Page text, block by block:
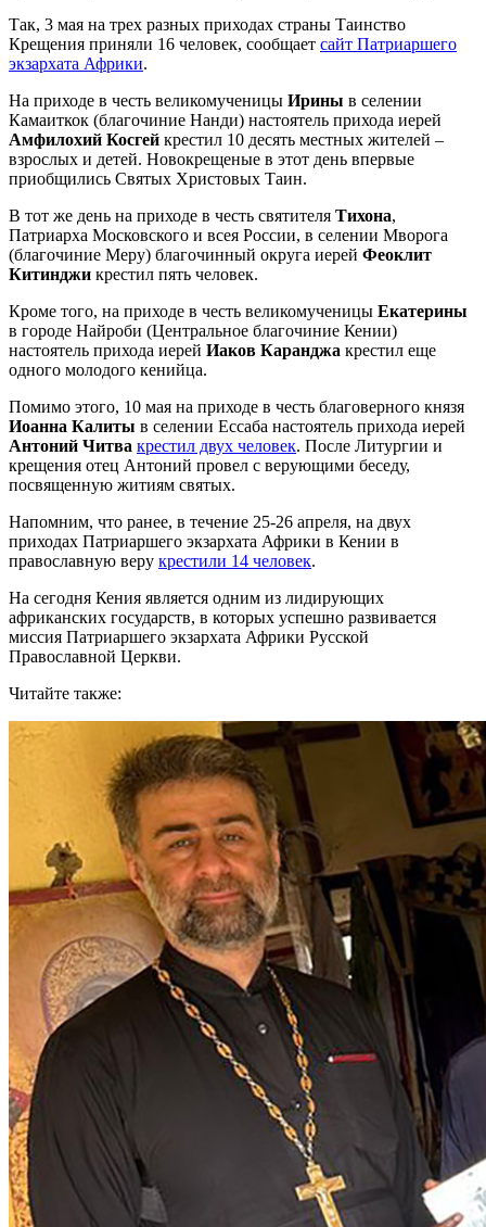
Так, 3 мая на трех разных приходах страны Таинство
Крещения приняли 16 человек, сообщает сайт Патриаршего
экзархата Африки.
На приходе в честь великомученицы Ирины в селении
Камаиткок (благочиние Нанди) настоятель прихода иерей
Амфилохий Косгей крестил 10 десять местных жителей –
взрослых и детей. Новокрещеные в этот день впервые
приобщились Святых Христовых Таин.
В тот же день на приходе в честь святителя Тихона,
Патриарха Московского и всея России, в селении Мворога
(благочиние Меру) благочинный округа иерей Феоклит
Китинджи крестил пять человек.
Кроме того, на приходе в честь великомученицы Екатерины
в городе Найроби (Центральное благочиние Кении)
настоятель прихода иерей Иаков Каранджа крестил еще
одного молодого кенийца.
Помимо этого, 10 мая на приходе в честь благоверного князя
Иоанна Калиты в селении Ессаба настоятель прихода иерей
Антоний Читва крестил двух человек. После Литургии и
крещения отец Антоний провел с верующими беседу,
посвященную житиям святых.
Напомним, что ранее, в течение 25-26 апреля, на двух
приходах Патриаршего экзархата Африки в Кении в
православную веру крестили 14 человек.
На сегодня Кения является одним из лидирующих
африканских государств, в которых успешно развивается
миссия Патриаршего экзархата Африки Русской
Православной Церкви.
Читайте также: